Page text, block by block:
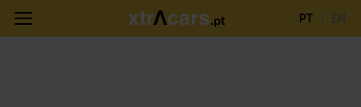
PT